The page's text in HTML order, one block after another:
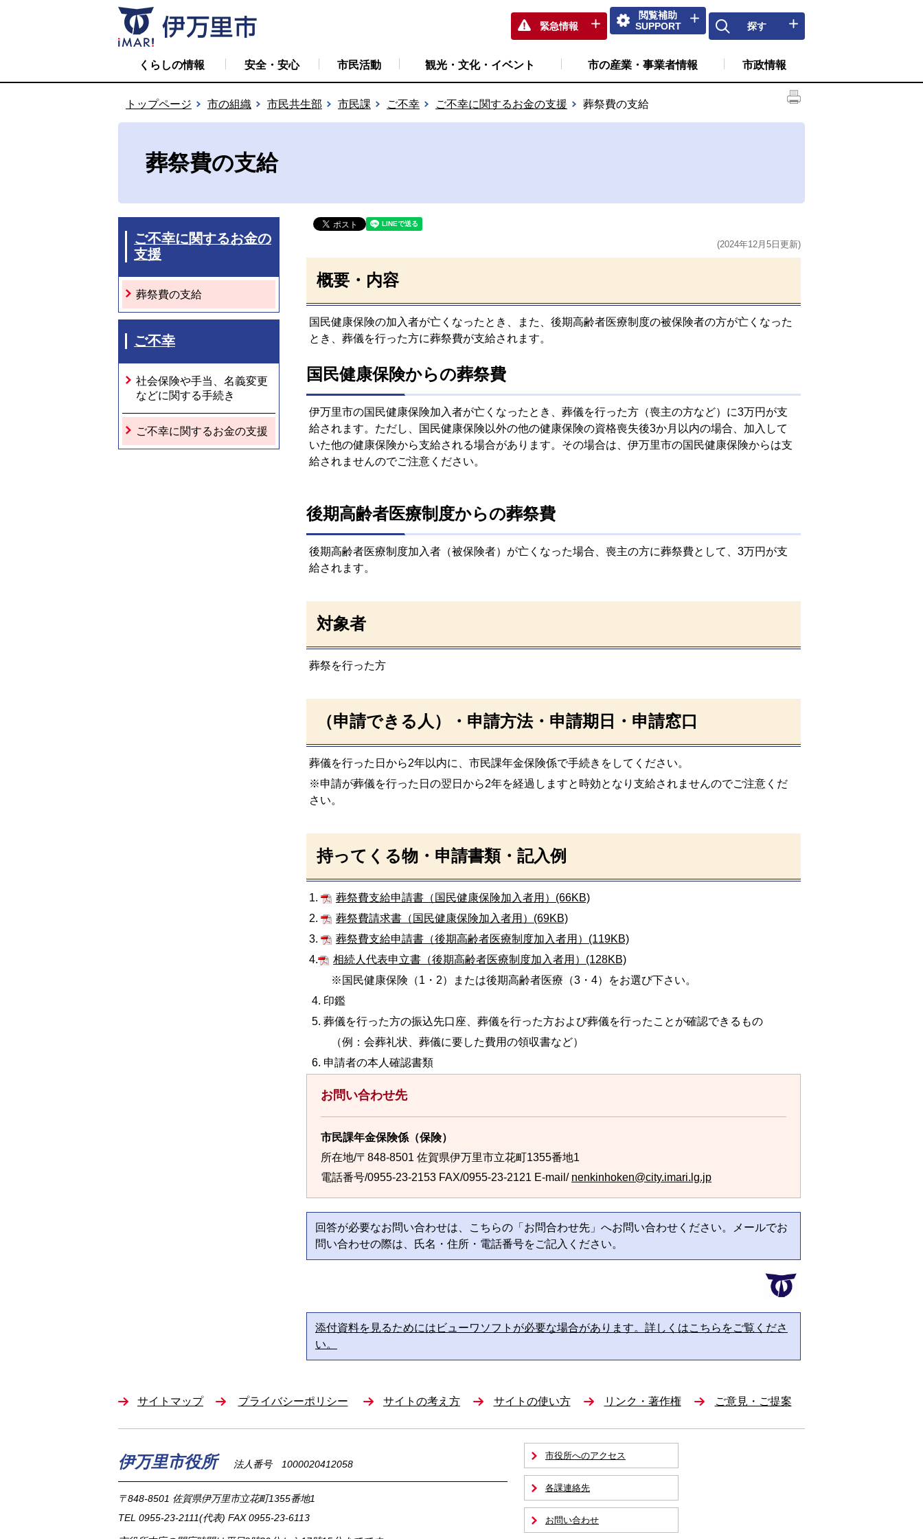
緊急情報
閲覧補助
SUPPORT
探す
くらしの情報 安全・安心 市民活動 観光・文化・イベント 市の産業・事業者情報 市政情報
トップページ 市の組織 市民共生部 市民課 ご不幸 ご不幸に関するお金の支援 葬祭費の支給
葬祭費の支給
ご不幸に関するお金の
支援
葬祭費の支給
ご不幸
社会保険や手当、名義変更
などに関する手続き
ご不幸に関するお金の支援
(2024年12月5日更新)
概要・内容
国民健康保険の加入者が亡くなったとき、また、後期高齢者医療制度の被保険者の方が亡くなった
とき、葬儀を行った方に葬祭費が支給されます。
国民健康保険からの葬祭費
伊万里市の国民健康保険加入者が亡くなったとき、葬儀を行った方（喪主の方など）に3万円が支
給されます。ただし、国民健康保険以外の他の健康保険の資格喪失後3か月以内の場合、加入して
いた他の健康保険から支給される場合があります。その場合は、伊万里市の国民健康保険からは支
給されませんのでご注意ください。
後期高齢者医療制度からの葬祭費
後期高齢者医療制度加入者（被保険者）が亡くなった場合、喪主の方に葬祭費として、3万円が支
給されます。
対象者
葬祭を行った方
（申請できる人）・申請方法・申請期日・申請窓口
葬儀を行った日から2年以内に、市民課年金保険係で手続きをしてください。
※申請が葬儀を行った日の翌日から2年を経過しますと時効となり支給されませんのでご注意くだ
さい。
持ってくる物・申請書類・記入例
1.
葬祭費支給申請書（国民健康保険加入者用）(66KB)
2.
葬祭費請求書（国民健康保険加入者用）(69KB)
3.
葬祭費支給申請書（後期高齢者医療制度加入者用）(119KB)
4.
相続人代表申立書（後期高齢者医療制度加入者用）(128KB)
※国民健康保険（1・2）または後期高齢者医療（3・4）をお選び下さい。
4. 印鑑
5. 葬儀を行った方の振込先口座、葬儀を行った方および葬儀を行ったことが確認できるもの
（例：会葬礼状、葬儀に要した費用の領収書など）
6. 申請者の本人確認書類
お問い合わせ先
市民課年金保険係（保険）
所在地/〒848-8501 佐賀県伊万里市立花町1355番地1
電話番号/0955-23-2153 FAX/0955-23-2121 E-mail/ nenkinhoken@city.imari.lg.jp
回答が必要なお問い合わせは、こちらの「お問合わせ先」へお問い合わせください。メールでお
問い合わせの際は、氏名・住所・電話番号をご記入ください。
添付資料を見るためにはビューワソフトが必要な場合があります。詳しくはこちらをご覧くださ
い。
サイトマップ プライバシーポリシー サイトの考え方 サイトの使い方 リンク・著作権 ご意見・ご提案
伊万里市役所 法人番号 1000020412058
〒848-8501 佐賀県伊万里市立花町1355番地1
TEL 0955-23-2111(代表) FAX 0955-23-6113
市役所へのアクセス
各課連絡先
お問い合わせ